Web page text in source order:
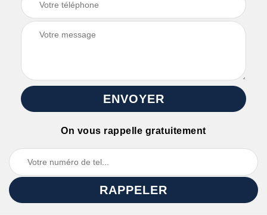
On vous rappelle gratuitement